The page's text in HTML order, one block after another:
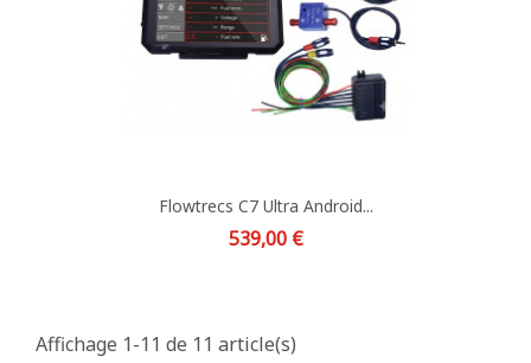
Flowtrecs C7 Ultra Android...
Prix
539,00 €
Affichage 1-11 de 11 article(s)